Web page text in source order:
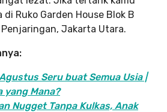
Ruko Garden House Blok B
Penjaringan, Jakarta Utara.
Seru buat Semua Usia |
yang Mana?
Nugget Tanpa Kulkas, Anak